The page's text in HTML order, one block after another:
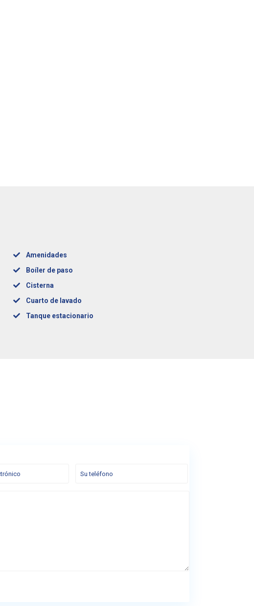
Amenidades
Boíler de paso
Cisterna
Cuarto de lavado
Tanque estacionario